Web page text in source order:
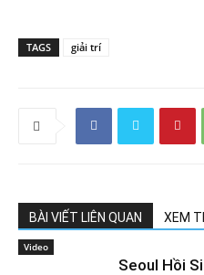
TAGS giải trí
BÀI VIẾT LIÊN QUAN XEM
Video
Seoul Hồi